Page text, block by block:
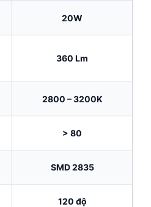
20W
360 Lm
2800 – 3200K
> 80
SMD 2835
120 độ